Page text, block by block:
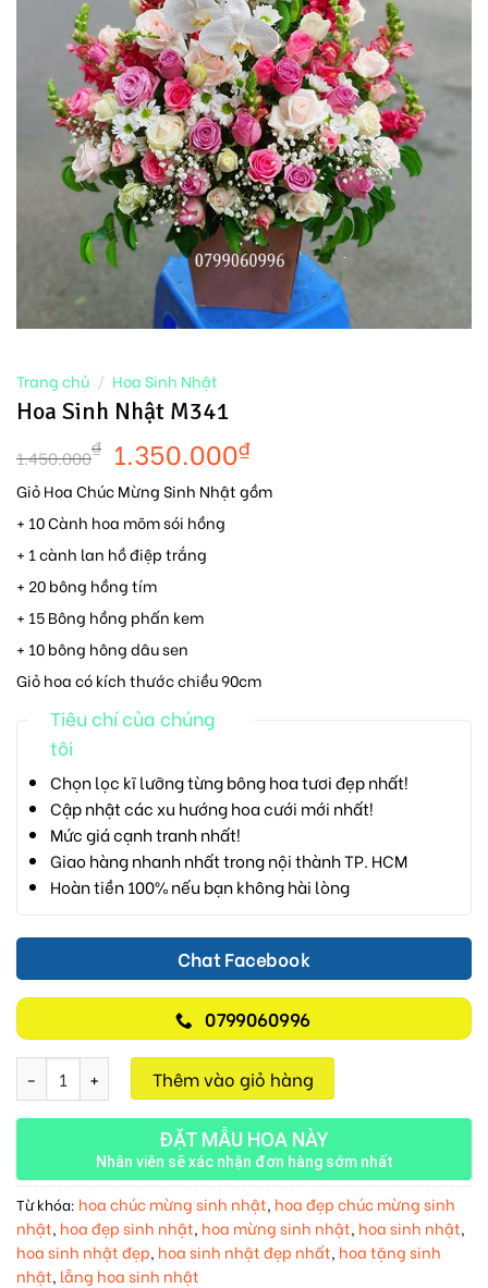
Trang chủ / Hoa Sinh Nhật
Hoa Sinh Nhật M341
1.450.000₫ 1.350.000₫
Giỏ Hoa Chúc Mừng Sinh Nhật gồm
+ 10 Cành hoa mõm sói hồng
+ 1 cành lan hồ điệp trắng
+ 20 bông hồng tím
+ 15 Bông hồng phấn kem
+ 10 bông hông dâu sen
Giỏ hoa có kích thước chiều 90cm
Tiêu chí của chúng
tôi
Chọn lọc kĩ lưỡng từng bông hoa tươi đẹp nhất!
Cập nhật các xu hướng hoa cưới mới nhất!
Mức giá cạnh tranh nhất!
Giao hàng nhanh nhất trong nội thành TP. HCM
Hoàn tiền 100% nếu bạn không hài lòng
Chat Facebook
0799060996
Hoa Sinh Nhật M341 số lượngThêm vào giỏ hàng
ĐẶT MẪU HOA NÀY
Nhân viên sẽ xác nhận đơn hàng sớm nhất
Từ khóa: hoa chúc mừng sinh nhật, hoa đẹp chúc mừng sinh
nhật, hoa đẹp sinh nhật, hoa mừng sinh nhật, hoa sinh nhật,
hoa sinh nhật đẹp, hoa sinh nhật đẹp nhất, hoa tặng sinh
nhật, lẵng hoa sinh nhật